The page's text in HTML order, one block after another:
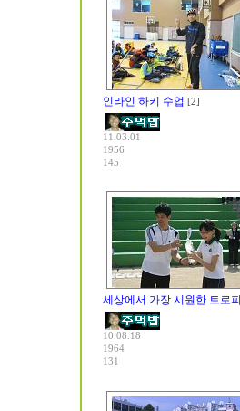
인라인 하키 수업 [2]
11.03.01
1956
145
세상에서 가장 시원한 트로피
10.08.18
1964
131